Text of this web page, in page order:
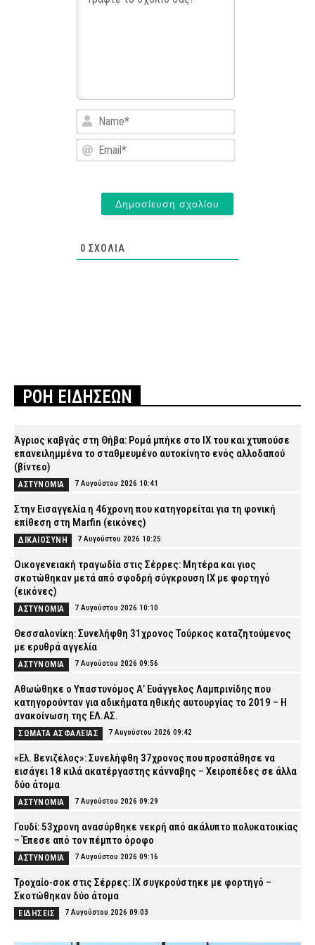
Name*
Email*
0 ΣΧΌΛΙΑ
ΡΟΗ ΕΙΔΗΣΕΩΝ
Άγριος καβγάς στη Θήβα: Ρομά μπήκε στο ΙΧ του και χτυπούσε
επανειλημμένα το σταθμευμένο αυτοκίνητο ενός αλλοδαπού
(βίντεο)
ΑΣΤΥΝΟΜΙΑ 7 Αυγούστου 2026 10:41
Στην Εισαγγελία η 46χρονη που κατηγορείται για τη φονική
επίθεση στη Marfin (εικόνες)
ΔΙΚΑΙΟΣΥΝΗ 7 Αυγούστου 2026 10:25
Οικογενειακή τραγωδία στις Σέρρες: Μητέρα και γιος
σκοτώθηκαν μετά από σφοδρή σύγκρουση ΙΧ με φορτηγό
(εικόνες)
ΑΣΤΥΝΟΜΙΑ 7 Αυγούστου 2026 10:10
Θεσσαλονίκη: Συνελήφθη 31χρονος Τούρκος καταζητούμενος
με ερυθρά αγγελία
ΑΣΤΥΝΟΜΙΑ 7 Αυγούστου 2026 09:56
Αθωώθηκε ο Υπαστυνόμος Α’ Ευάγγελος Λαμπρινίδης που
κατηγορούνταν για αδικήματα ηθικής αυτουργίας το 2019 – Η
ανακοίνωση της ΕΛ.ΑΣ.
ΣΩΜΑΤΑ ΑΣΦΑΛΕΙΑΣ 7 Αυγούστου 2026 09:42
«Ελ. Βενιζέλος»: Συνελήφθη 37χρονος που προσπάθησε να
εισάγει 18 κιλά ακατέργαστης κάνναβης – Χειροπέδες σε άλλα
δύο άτομα
ΑΣΤΥΝΟΜΙΑ 7 Αυγούστου 2026 09:29
Γουδί: 53χρονη ανασύρθηκε νεκρή από ακάλυπτο πολυκατοικίας
– Έπεσε από τον πέμπτο όροφο
ΑΣΤΥΝΟΜΙΑ 7 Αυγούστου 2026 09:16
Τροχαίο-σοκ στις Σέρρες: ΙΧ συγκρούστηκε με φορτηγό –
Σκοτώθηκαν δύο άτομα
ΕΙΔΗΣΕΙΣ 7 Αυγούστου 2026 09:03